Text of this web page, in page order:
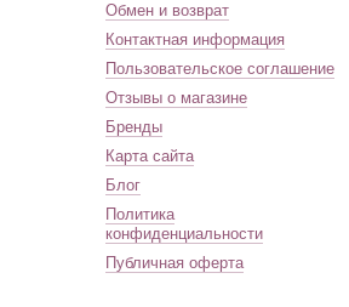
Обмен и возврат
Контактная информация
Пользовательское соглашение
Отзывы о магазине
Бренды
Карта сайта
Блог
Политика
конфиденциальности
Публичная оферта